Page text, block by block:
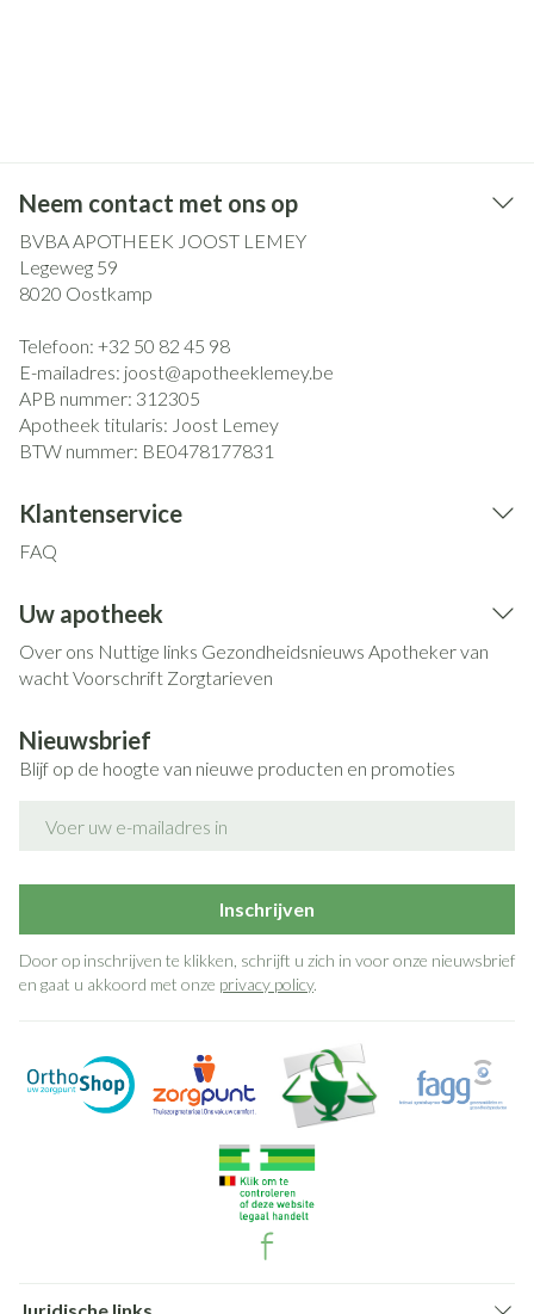
Neem contact met ons op
BVBA APOTHEEK JOOST LEMEY
Legeweg 59
8020 Oostkamp
Telefoon: +32 50 82 45 98
E-mailadres: joost@apotheeklemey.be
APB nummer: 312305
Apotheek titularis: Joost Lemey
BTW nummer: BE0478177831
Klantenservice
FAQ
Uw apotheek
Over ons Nuttige links Gezondheidsnieuws Apotheker van
wachtVoorschrift Zorgtarieven
Nieuwsbrief
Blijf op de hoogte van nieuwe producten en promoties
Inschrijven
Door op inschrijven te klikken, schrijft u zich in voor onze nieuwsbrief
en gaat u akkoord met onze privacy policy.